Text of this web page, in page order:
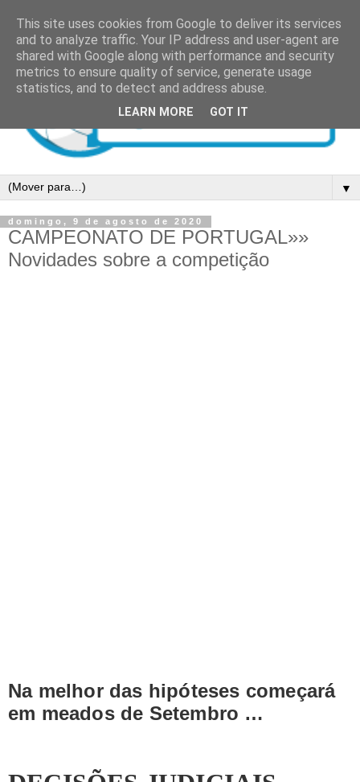
▼
domingo, 9 de agosto de 2020
CAMPEONATO DE PORTUGAL»»
Novidades sobre a competição
Na melhor das hipóteses começará
em meados de Setembro …
This site uses cookies from Google to deliver its services
and to analyze traffic. Your IP address and user-agent are
shared with Google along with performance and security
metrics to ensure quality of service, generate usage
statistics, and to detect and address abuse.
LEARN MORE GOT IT